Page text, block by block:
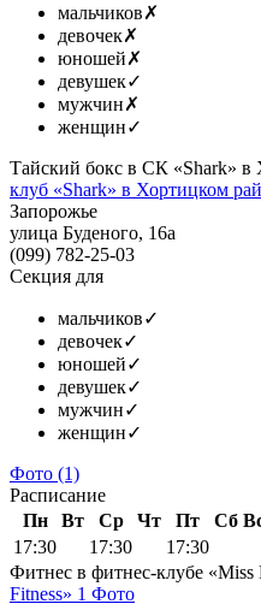
мальчиков✗
девочек✗
юношей✗
девушек✓
мужчин✗
женщин✓
Тайский бокс в СК «Shark» в
клуб «Shark» в Хортицком
Запорожье
улица Буденого, 16а
(099) 782-25-03
Секция для
мальчиков✓
девочек✓
юношей✓
девушек✓
мужчин✓
женщин✓
Фото (1)
Расписание
Пн
Вт Ср Чт Пт Сб
17:30
17:30
17:30
Фитнес в фитнес-клубе «Miss
Fitness» 1 Фото